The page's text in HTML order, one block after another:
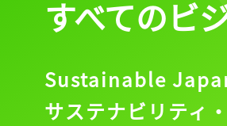
すべてのビ
Sustainable
サステナビリティ